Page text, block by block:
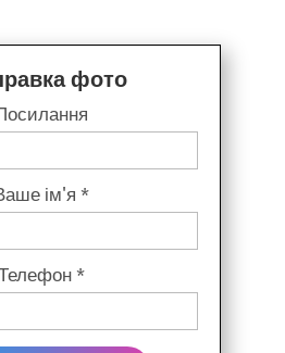
фото
ім'я *
*